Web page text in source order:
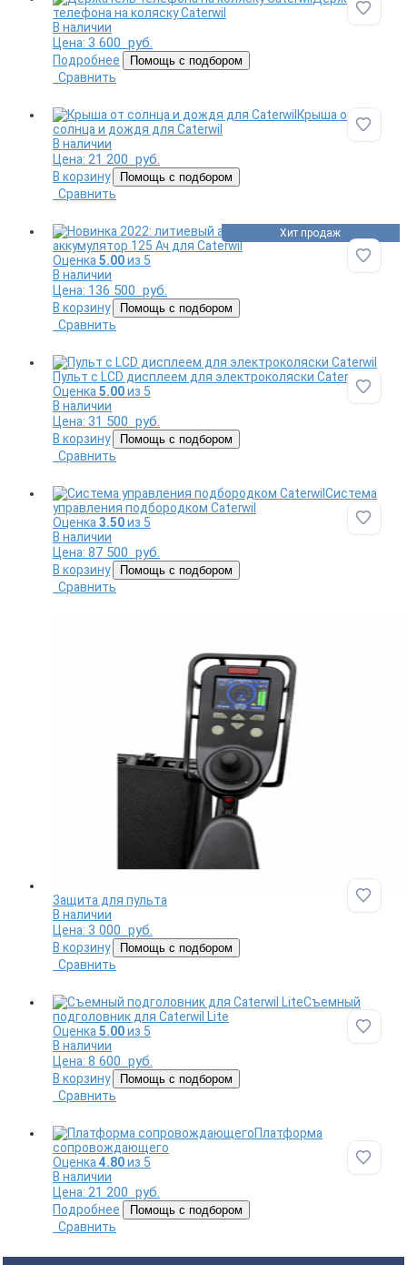
телефона на коляску Caterwil
В наличии
Цена: 3 600 руб.
Подробнее Помощь с подбором
Сравнить
Крыша от
солнца и дождя для Caterwil
В наличии
Цена: 21 200 руб.
В корзину Помощь с подбором
Сравнить
Литиевый
аккумулятор 125 Ач для Caterwil
Оценка5.00из 5
В наличии
Цена: 136 500 руб.
Хит продаж
В корзину Помощь с подбором
Сравнить
Пульт с LCD дисплеем для электроколяски Caterwil
Оценка5.00из 5
В наличии
Цена: 31 500 руб.
В корзину Помощь с подбором
Сравнить
Система
управления подбородком Caterwil
Оценка3.50из 5
В наличии
Цена: 87 500 руб.
В корзину Помощь с подбором
Сравнить
Защита для пульта
В наличии
Цена: 3 000 руб.
В корзину Помощь с подбором
Сравнить
Съемный
подголовник для Caterwil Lite
Оценка5.00из 5
В наличии
Цена: 8 600 руб.
В корзину Помощь с подбором
Сравнить
Платформа
сопровождающего
Оценка4.80из 5
В наличии
Цена: 21 200 руб.
Подробнее Помощь с подбором
Сравнить